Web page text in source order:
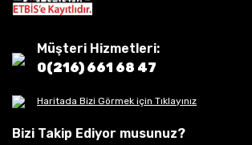
Müşteri Hizmetleri:
0(216) 661 68 47
Haritada Bizi Görmek için Tıklayınız
Bizi Takip Ediyor musunuz?